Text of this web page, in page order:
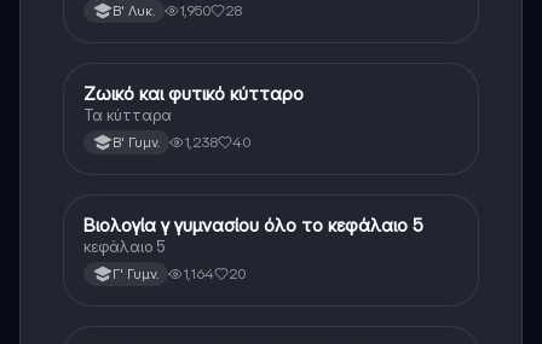
Β' Λυκ. 1,950 28
Βιολογία
Ζωικό και φυτικό κύτταρο
Τα κύτταρα
Β' Γυμν. 1,238 40
Βιολογία
Βιολογία γ γυμνασίου όλο το κεφάλαιο 5
κεφάλαιο 5
Γ' Γυμν. 1,164 20